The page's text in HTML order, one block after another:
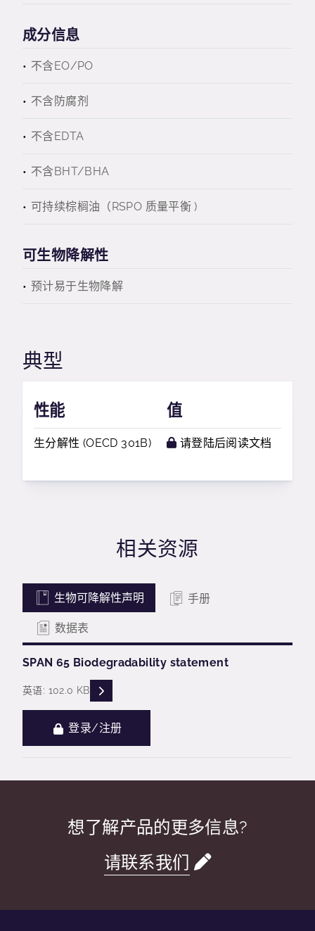
成分信息
不含EO/PO
不含防腐剂
不含EDTA
不含BHT/BHA
可持续棕榈油（RSPO 质量平衡 )
可生物降解性
预计易于生物降解
典型
性能 值
生分解性 (OECD 301B) 请登陆后阅读文档
相关资源
生物可降解性声明 手册
数据表
SPAN 65 Biodegradability statement
英语: 102.0 KB READ DESCRIPTIONS
登录/注册
想了解产品的更多信息?
请联系我们